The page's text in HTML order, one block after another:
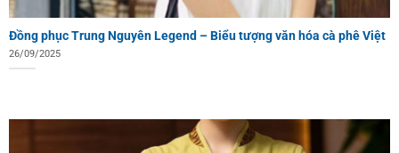
Đồng phục Trung Nguyên Legend – Biểu tượng văn hóa cà phê Việt
26/09/2025